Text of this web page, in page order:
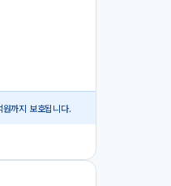
까지 보호됩니다.